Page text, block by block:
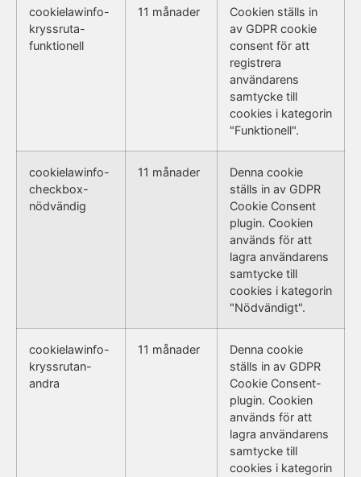
cookielawinfo-
kryssruta-
funktionell
11 månader
Cookien ställs in
av GDPR cookie
consent för att
registrera
användarens
samtycke till
cookies i kategorin
"Funktionell".
cookielawinfo-
checkbox-
nödvändig
11 månader
Denna cookie
ställs in av GDPR
Cookie Consent
plugin. Cookien
används för att
lagra användarens
samtycke till
cookies i kategorin
"Nödvändigt".
cookielawinfo-
kryssrutan-
andra
11 månader
Denna cookie
ställs in av GDPR
Cookie Consent-
plugin. Cookien
används för att
lagra användarens
samtycke till
cookies i kategorin